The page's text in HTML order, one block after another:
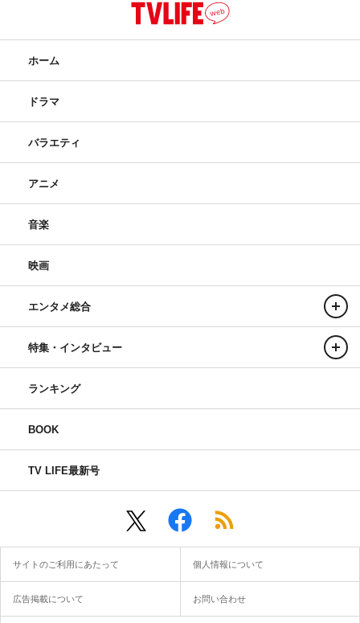
ホーム
ドラマ
バラエティ
アニメ
音楽
映画
エンタメ総合
特集・インタビュー
ランキング
BOOK
TV LIFE最新号
サイトのご利用にあたって 個人情報について
広告掲載について お問い合わせ